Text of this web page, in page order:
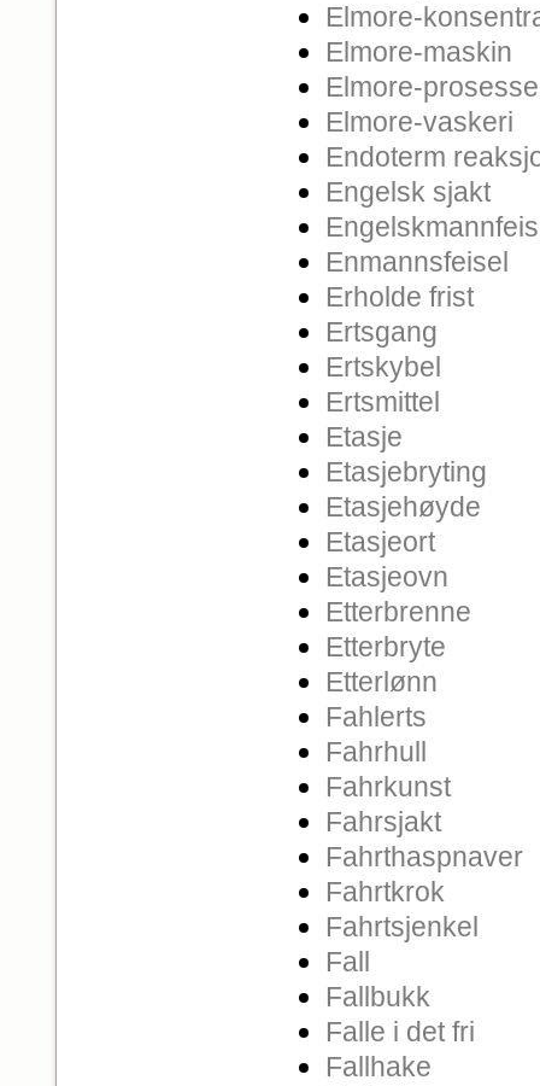
Elmore-
Elmore-maskin
Elmore-
Elmore-vaskeri
Endoterm
Engelsk sjakt
Enmannsfeisel
Erholde frist
Ertsgang
Ertskybel
Ertsmittel
Etasje
Etasjebryting
Etasjehøyde
Etasjeort
Etasjeovn
Etterbrenne
Etterbryte
Etterlønn
Fahlerts
Fahrhull
Fahrkunst
Fahrsjakt
Fahrthaspnaver
Fahrtkrok
Fahrtsjenkel
Fall
Fallbukk
Falle i det fri
Fallhake